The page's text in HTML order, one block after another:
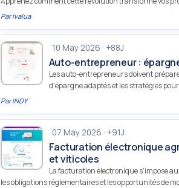
ParIvalua
10 May 2026 · +88J
Auto-entrepreneur :
Les auto-entrepreneurs doivent
d'épargne adaptés et les stratégies
ParINDY
07 May 2026 · +91J
Facturation électronique
et viticoles
La facturation électronique s'impose
les obligations réglementaires et les opportunités de